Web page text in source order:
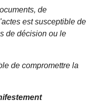
de
est susceptible de
de décision ou le
de compromettre la